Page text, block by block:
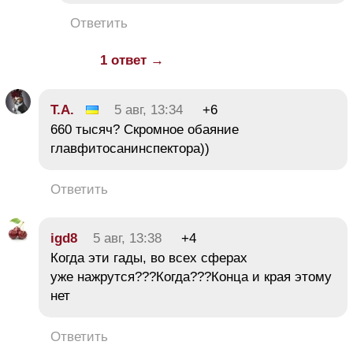
Ответить
1 ответ →
Т.А. 5 авг, 13:34
+6
660 тысяч? Скромное обаяние
главфитосанинспектора))
Ответить
igd8 5 авг, 13:38
+4
Когда эти гады, во всех сферах
уже нажрутся???Когда???Конца и края этому
нет
Ответить